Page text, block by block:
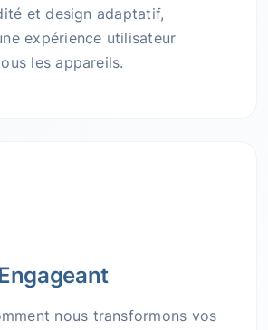
et design adaptatif,
expérience utilisateur
les appareils.
nous transformons vos